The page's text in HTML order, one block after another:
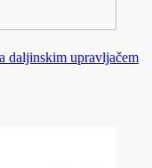
daljinskim upravljačem